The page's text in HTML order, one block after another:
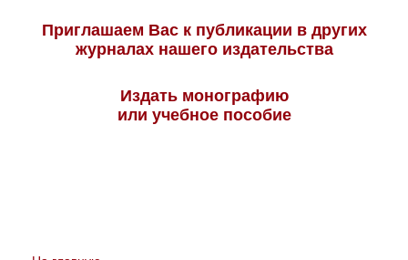
Приглашаем Вас к публикации в других
журналах нашего издательства
Издать монографию
или учебное пособие